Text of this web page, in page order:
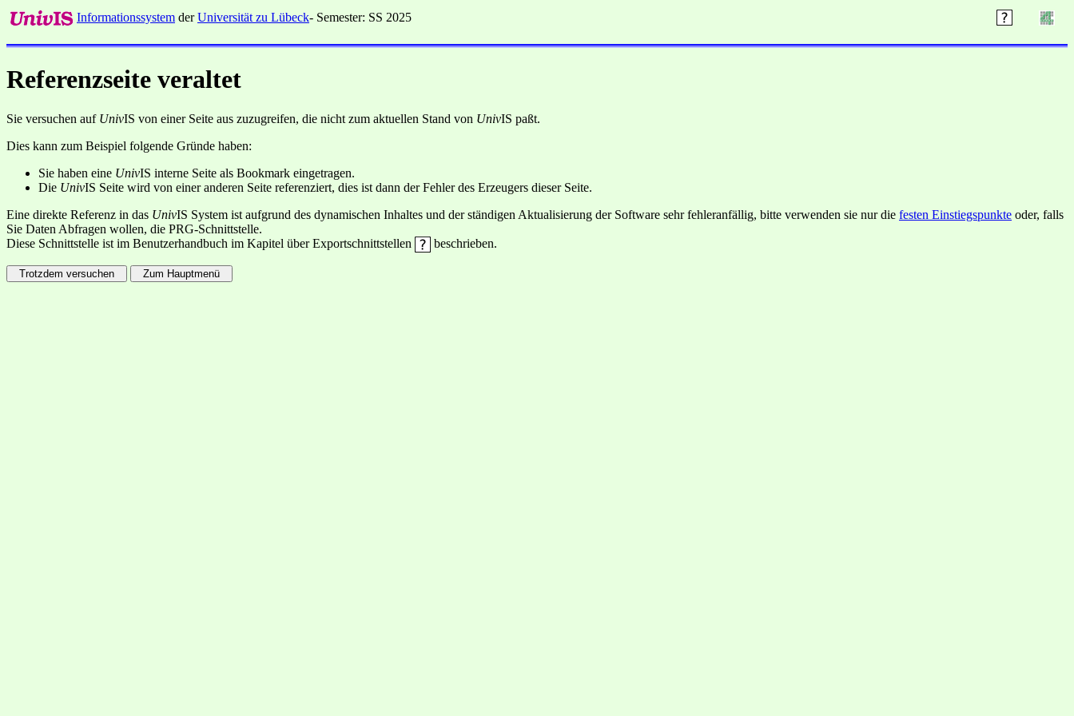
Informationssystem derUniversität zu Lübeck- Semester: SS 2025
Referenzseite veraltet
Sie versuchen auf UnivIS von einer Seite aus zuzugreifen, die nicht zum aktuellen Stand von UnivIS paßt.
Dies kann zum Beispiel folgende Gründe haben:
Sie haben eine UnivIS interne Seite als Bookmark eingetragen.
Die UnivIS Seite wird von einer anderen Seite referenziert, dies ist dann der Fehler des Erzeugers dieser Seite.
Eine direkte Referenz in das UnivIS System ist aufgrund des dynamischen Inhaltes und der ständigen Aktualisierung der Software sehr fehleranfällig, bitte verwenden sie nur die festen Einstiegspunkte oder, falls
Sie Daten Abfragen wollen, die PRG-Schnittstelle.
Diese Schnittstelle ist im Benutzerhandbuch im Kapitel über Exportschnittstellen
beschrieben.